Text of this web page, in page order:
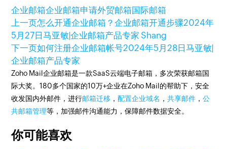
企业邮箱企业邮箱申请外贸邮箱国际邮箱
上一页怎么开通企业邮箱？企业邮箱开通步骤2024年
5月27日马亚敏|企业邮箱产品专家 Shang
下一页如何注册企业邮箱帐号2024年5月28日马亚敏|
企业邮箱产品专家
Zoho Mail企业邮箱是一款SaaS云端电子邮箱，多次荣获邮箱国
际大奖。180多个国家的10万+企业在Zoho Mail的帮助下，安全
收发国内外邮件，进行邮箱迁移 ，配置企业域名 ，共享邮件 ，公
共邮箱管理等，加强邮件沟通能力，保障邮件数据安全。
你可能喜欢